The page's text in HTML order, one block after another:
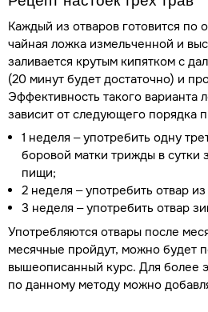
Каждый из отваров готовится по
чайная ложка измельченной и
заливается крутым кипятком с
(20 минут будет достаточно) и
Эффективность такого варианта
зависит от следующего порядка
1 неделя – употребить одну
боровой матки трижды в сутки
пищи;
2 неделя – употребить отвар
3 неделя – употребить отвар
Употребляются отвары после
месячные пройдут, можно будет
вышеописанный курс. Для более
по данному методу можно